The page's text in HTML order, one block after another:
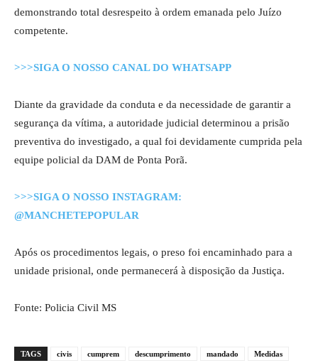
demonstrando total desrespeito à ordem emanada pelo Juízo
competente.
>>>SIGA O NOSSO CANAL DO WHATSAPP
Diante da gravidade da conduta e da necessidade de garantir a
segurança da vítima, a autoridade judicial determinou a prisão
preventiva do investigado, a qual foi devidamente cumprida pela
equipe policial da DAM de Ponta Porã.
>>>SIGA O NOSSO INSTAGRAM:
@MANCHETEPOPULAR
Após os procedimentos legais, o preso foi encaminhado para a
unidade prisional, onde permanecerá à disposição da Justiça.
Fonte: Policia Civil MS
TAGS civis cumprem descumprimento mandado
Medidas